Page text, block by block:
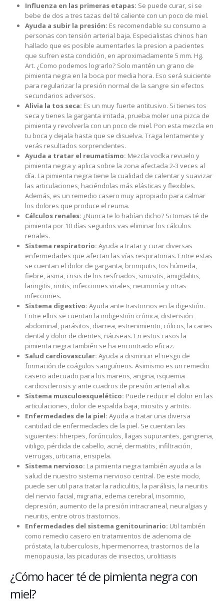
Influenza en las primeras etapas: Se puede curar, si se
bebe de dos a tres tazas del té caliente con un poco de miel.
Ayuda a subir la presión: Es recomendable su consumo a
personas con tensión arterial baja. Especialistas chinos han
hallado que es posible aumentarles la presion a pacientes
que sufren esta condición, en aproximadamente 5 mm. Hg.
Art. ¿Como podemos lograrlo? Solo mantén un grano de
pimienta negra en la boca por media hora. Eso será suiciente
para regularizar la presión normal de la sangre sin efectos
secundarios adversos.
Alivia la tos seca: Es un muy fuerte antitusivo. Si tienes tos
seca y tienes la garganta irritada, prueba moler una pizca de
pimienta y revolverla con un poco de miel. Pon esta mezcla en
tu boca y dejala hasta que se disuelva. Traga lentamente y
verás resultados sorprendentes.
Ayuda a tratar el reumatismo: Mezcla vodka revuelo y
pimienta negra y aplica sobre la zona afectada 2-3 veces al
día. La pimienta negra tiene la cualidad de calentar y suavizar
las articulaciones, haciéndolas más elásticas y flexibles.
Además, es un remedio casero muy apropiado para calmar
los dolores que produce el reuma.
Cálculos renales: ¿Nunca te lo habían dicho? Si tomas té de
pimienta por 10 días seguidos vas eliminar los cálculos
renales.
Sistema respiratorio: Ayuda a tratar y curar diversas
enfermedades que afectan las vías respiratorias. Entre estas
se cuentan el dolor de garganta, bronquitis, tos húmeda,
fiebre, asma, crisis de los resfriados, sinusitis, amigdalitis,
laringitis, rinitis, infecciones virales, neumonía y otras
infecciones.
Sistema digestivo: Ayuda ante trastornos en la digestión.
Entre ellos se cuentan la indigestión crónica, distensión
abdominal, parásitos, diarrea, estreñimiento, cólicos, la caries
dental y dolor de dientes, náuseas. En estos casos la
pimienta negra también se ha encontrado eficaz.
Salud cardiovascular: Ayuda a disminuir el riesgo de
formación de coágulos sanguíneos. Asimismo es un remedio
casero adecuado para los mareos, angina, isquemia
cardiosclerosis y ante cuadros de presión arterial alta.
Sistema musculoesquelético: Puede reducir el dolor en las
articulaciones, dolor de espalda baja, miositis y artritis.
Enfermedades de la piel: Ayuda a tratar una diversa
cantidad de enfermedades de la piel. Se cuentan las
siguientes: hherpes, forúnculos, llagas supurantes, gangrena,
vitiligo, pérdida de cabello, acné, dermatitis, infiltración,
verrugas, urticaria, erisipela.
Sistema nervioso: La pimienta negra también ayuda a la
salud de nuestro sistema nervioso central. De este modo,
puede ser util para tratar la radiculitis, la parálisis, la neuritis
del nervio facial, migraña, edema cerebral, insomnio,
depresión, aumento de la presión intracraneal, neuralgias y
neuritis, entre otros trastornos.
Enfermedades del sistema genitourinario: Util también
como remedio casero en tratamientos de adenoma de
próstata, la tuberculosis, hipermenorrea, trastornos de la
menopausia, las picaduras de insectos, urolitiasis
¿Cómo hacer té de pimienta negra con
miel?